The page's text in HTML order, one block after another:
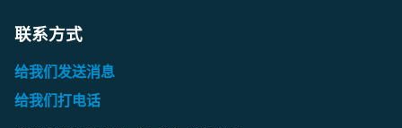
联系方式
给我们发送消息
给我们打电话